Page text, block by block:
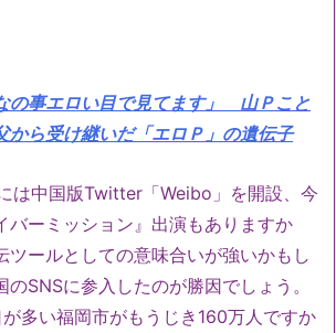
の事エロい目で見てます」 山Ｐこと
から受け継いだ「エロＰ」の遺伝子
は中国版Twitter「Weibo」を開設、今
バーミッション』出演もありますか
ツールとしての意味合いが強いかもし
SNSに参入したのが勝因でしょう。
多い福岡市がもうじき160万人ですか